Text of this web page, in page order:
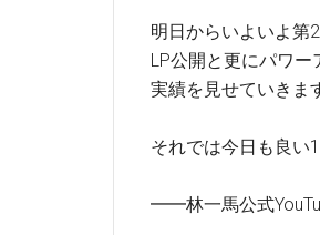
明日からいよいよ第2
LP公開と更にパワ
実績を見せていきま
それでは今日も良い
━━林一馬公式